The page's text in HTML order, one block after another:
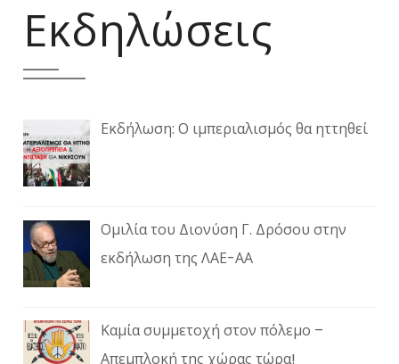
Εκδηλώσεις
Εκδήλωση: Ο ιμπεριαλισμός θα ηττηθεί
Ομιλία του Διονύση Γ. Δρόσου στην
εκδήλωση της ΛΑΕ-ΑΑ
Καμία συμμετοχή στον πόλεμο –
Απεμπλοκή της χώρας τώρα!